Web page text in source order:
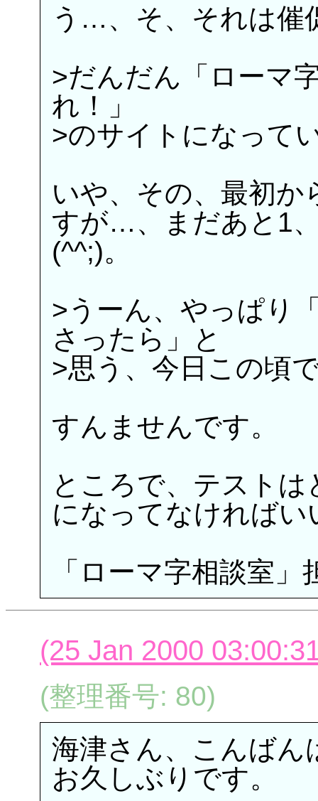
う…、そ、それは催
>だんだん「ローマ
れ！」
>のサイトになって
いや、その、最初
すが…、まだあと1
(^^;)。
>うーん、やっぱり
さったら」と
>思う、今日この頃
すんませんです。
ところで、テスト
になってなければ
「ローマ字相談室」
(25 Jan 2000
(整理番号: 80)
海津さん、こんばん
お久しぶりです。